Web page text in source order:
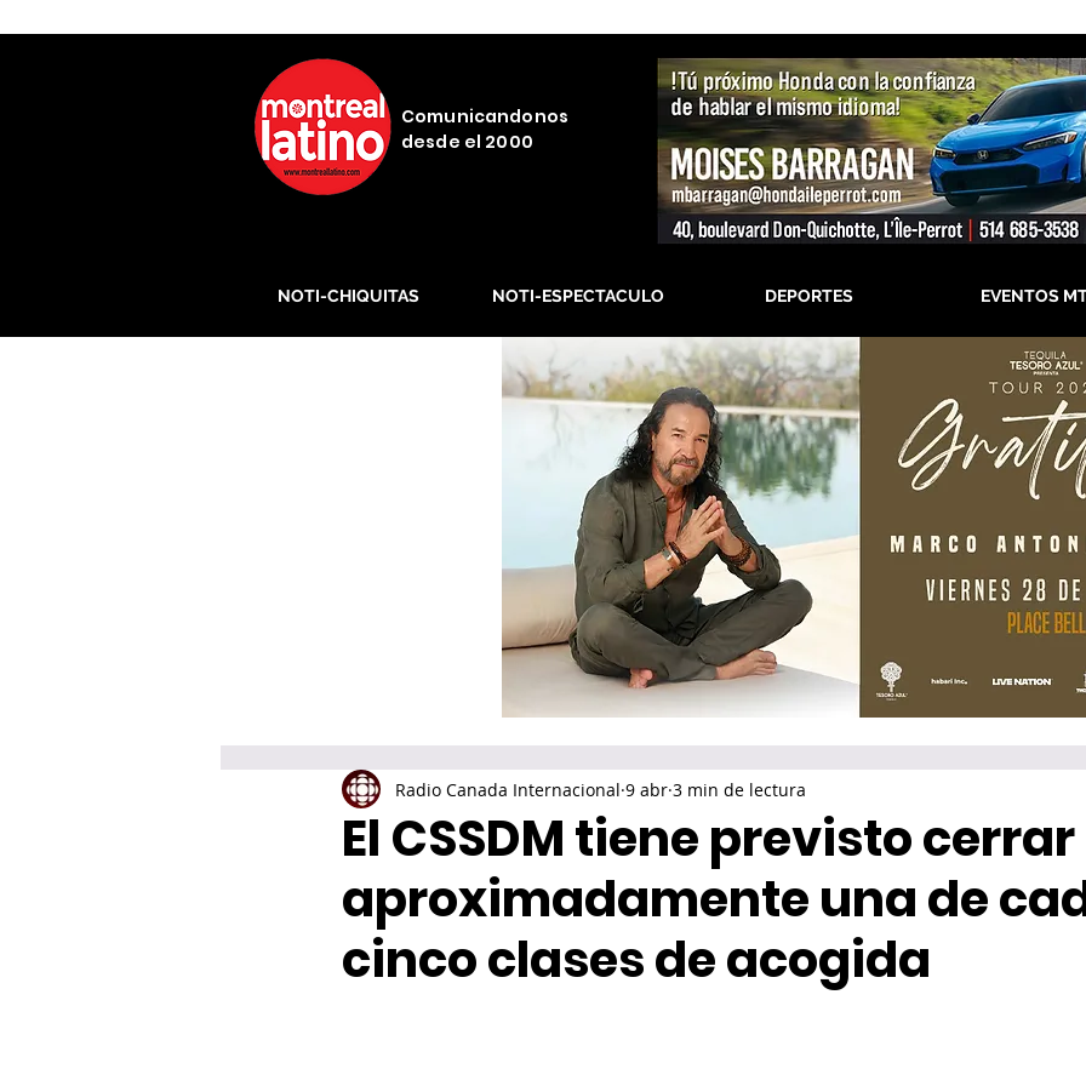
Comunicandonos
desde el 2000
NOTI-CHIQUITAS NOTI-ESPECTACULO DEPORTES EVENTOS
El CSSDM tiene previsto cerrar
aproximadamente una de
cinco clases de acogida
Radio Canada Internacional 9 abr 3 min de lectura